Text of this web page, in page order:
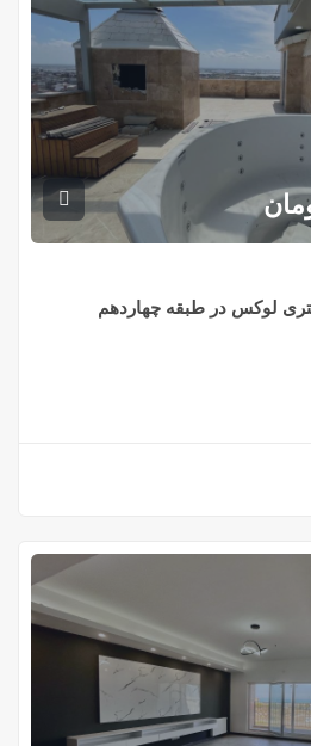
پنت هاوس ۳۲۰ متری لوکس در طبقه چهاردهم